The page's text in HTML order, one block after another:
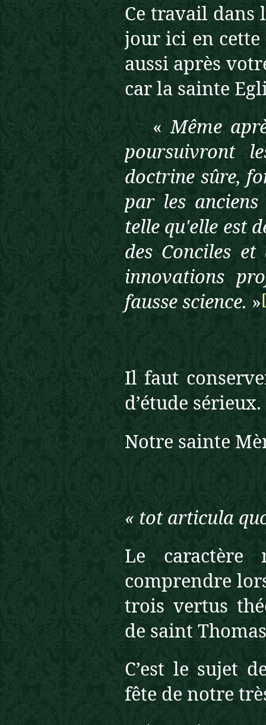
Ce travail dans
jour ici en
aussi après
car la sainte
«Même
poursuivront
doctrine sûre,
par les
telle qu'elle est
des Conciles
innovations
fausse science. »
Il faut
d’étude sérieux.
Notre sainte
« tot articula
Le caractère
comprendre
trois vertus
de saint
C’est le sujet
fête de notre